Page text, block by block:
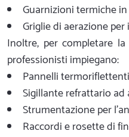
Guarnizioni termiche
Griglie di aerazione
Inoltre, per completare
professionisti impiegano:
Pannelli
Sigillante refrattario
Strumentazione per
Raccordi e rosette di